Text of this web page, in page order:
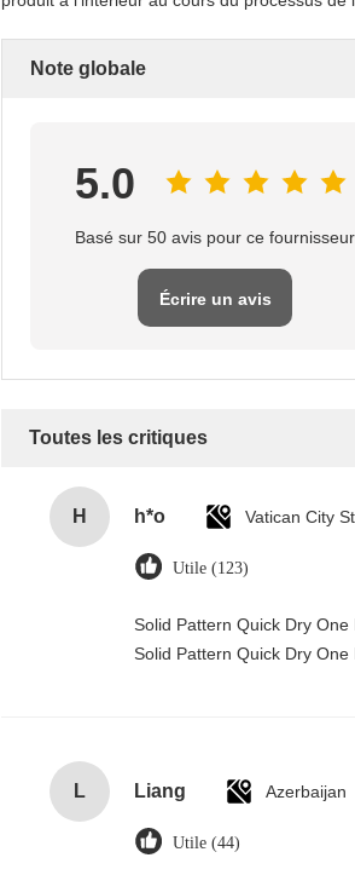
Note globale
5.0
Basé sur 50 avis pour ce fournisseur
Écrire un avis
Toutes les critiques
H h*o
Utile (123)
Solid Pattern Quick Dry
Solid Pattern Quick Dry
L Liang Azerbaijan
Utile (44)